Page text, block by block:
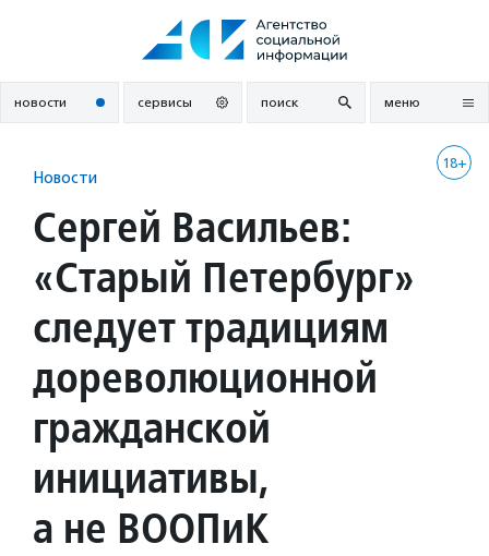
новости сервисы поиск меню
18+
Новости
Сергей Васильев:
«Старый Петербург»
следует традициям
дореволюционной
гражданской
инициативы,
а не ВООПиК